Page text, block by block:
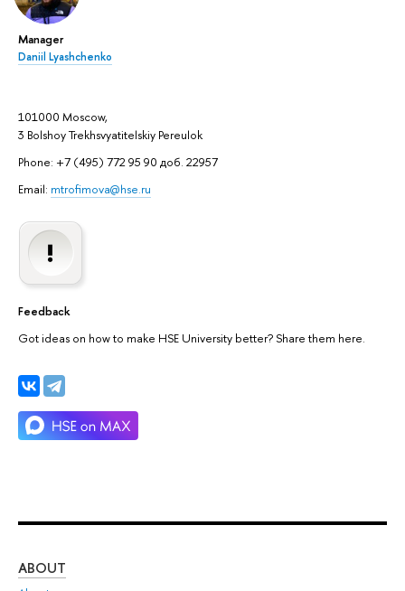
Manager
Daniil Lyashchenko
101000 Moscow,
3 Bolshoy Trekhsvyatitelskiy Pereulok
Phone: +7 (495) 772 95 90 доб. 22957
Email: mtrofimova@hse.ru
Feedback
Got ideas on how to make HSE University better? Share them here.
ABOUT